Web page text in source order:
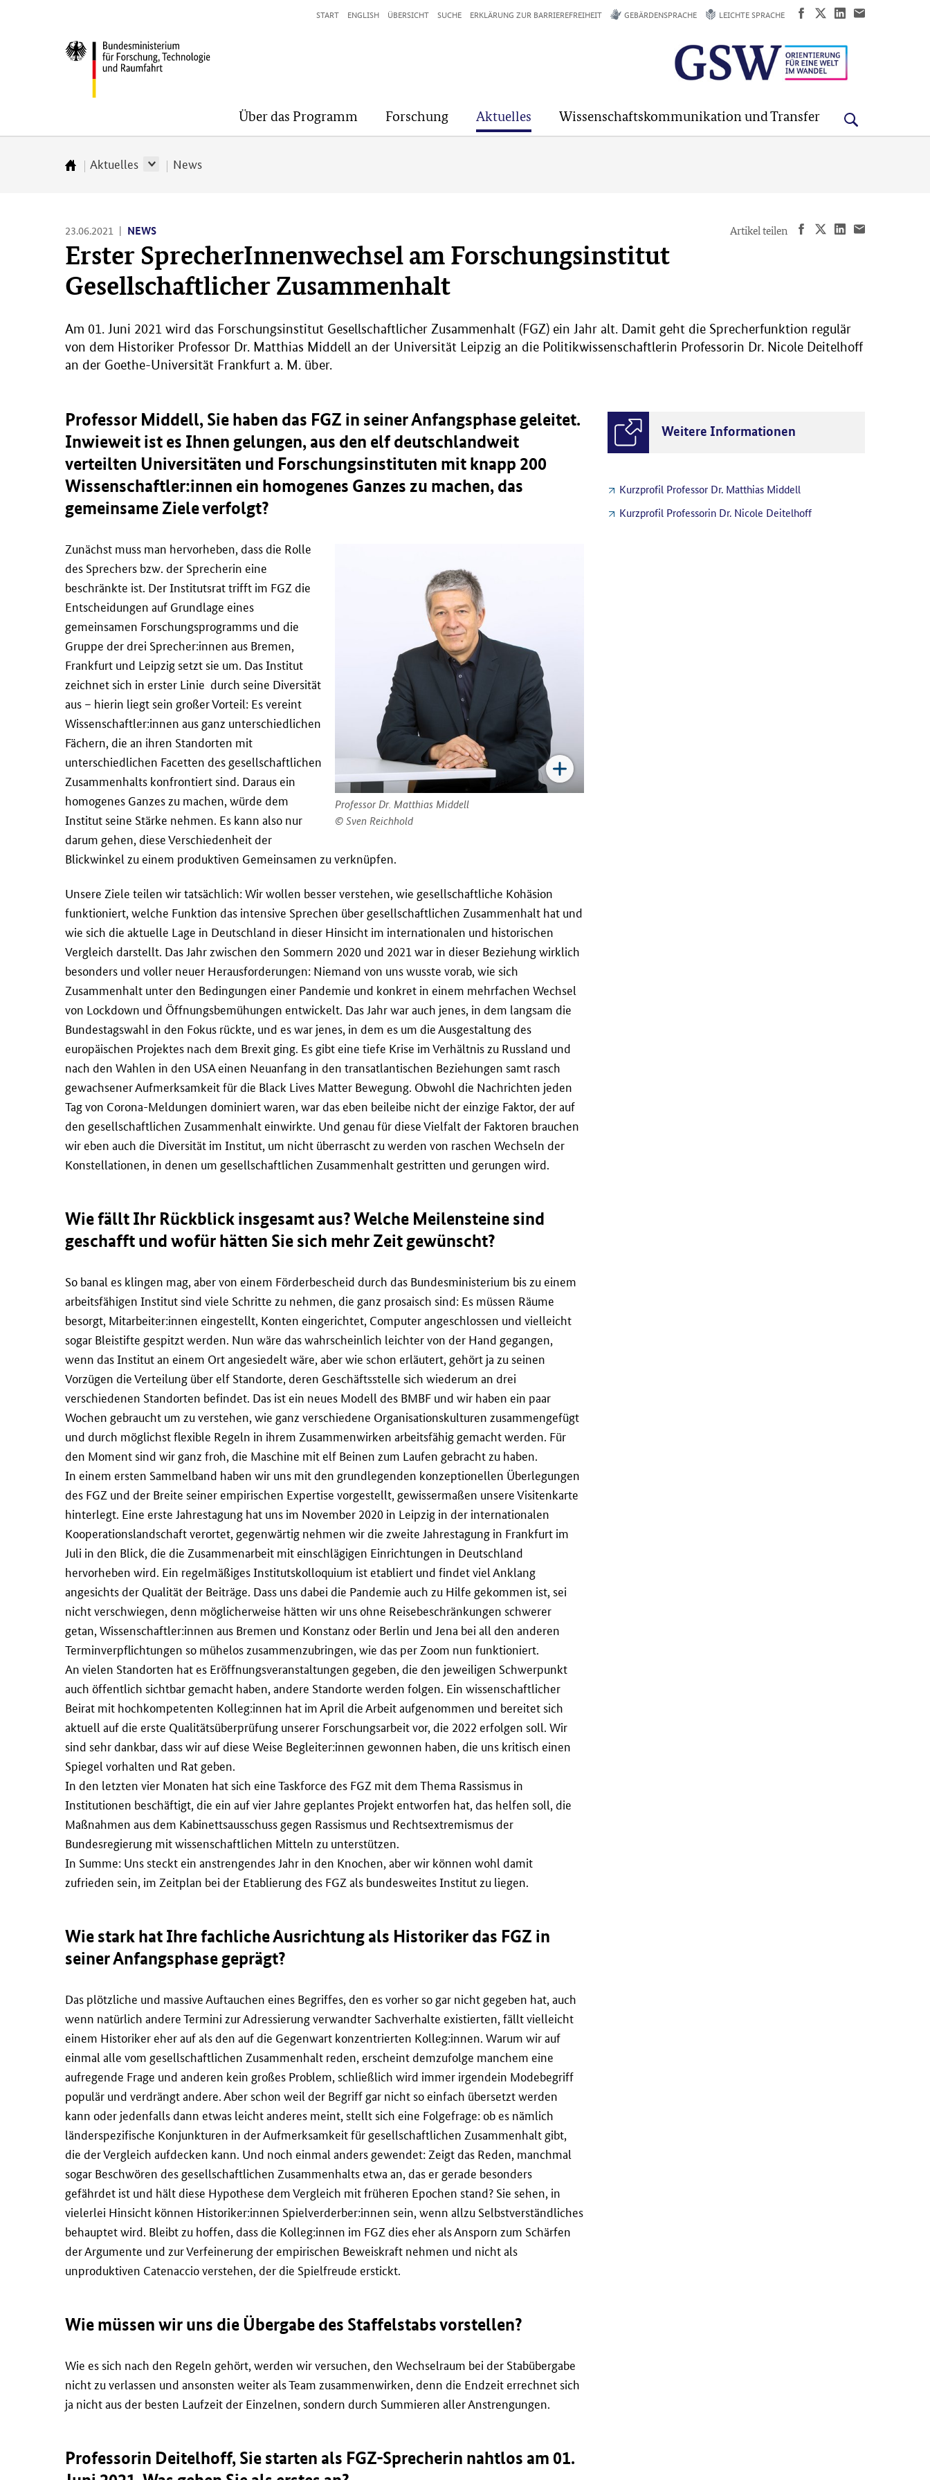
BMFTR
Über das Programm Forschung Aktuelles Wissenschaftskommunikation und Transfer
START ENGLISH ÜBERSICHT SUCHE ERKLÄRUNG ZUR BARRIEREFREIHEIT GEBÄRDENSPRACHE LEICHTE SPRACHE
Zur
Aktuelles News
23.06.2021 NEWS Artikel teilen
Erster SprecherInnenwechsel am Forschungsinstitut
Gesellschaftlicher Zusammenhalt
Am 01. Juni 2021 wird das Forschungsinstitut Gesellschaftlicher Zusammenhalt (FGZ) ein Jahr alt. Damit geht die Sprecherfunktion regulär
von dem Historiker Professor Dr. Matthias Middell an der Universität Leipzig an die Politikwissenschaftlerin Professorin Dr. Nicole Deitelhoff
an der Goethe-Universität Frankfurt a. M. über.
Professor Middell, Sie haben das FGZ in seiner Anfangsphase geleitet.
Inwieweit ist es Ihnen gelungen, aus den elf deutschlandweit
verteilten Universitäten und Forschungsinstituten mit knapp 200
Wissenschaftler:innen ein homogenes Ganzes zu machen, das
gemeinsame Ziele verfolgt?
Professor Dr. Matthias Middell
Sven Reichhold
Zunächst muss man hervorheben, dass die Rolle
des Sprechers bzw. der Sprecherin eine
beschränkte ist. Der Institutsrat trifft im FGZ die
Entscheidungen auf Grundlage eines
gemeinsamen Forschungsprogramms und die
Gruppe der drei Sprecher:innen aus Bremen,
Frankfurt und Leipzig setzt sie um. Das Institut
zeichnet sich in erster Linie durch seine Diversität
aus – hierin liegt sein großer Vorteil: Es vereint
Wissenschaftler:innen aus ganz unterschiedlichen
Fächern, die an ihren Standorten mit
unterschiedlichen Facetten des gesellschaftlichen
Zusammenhalts konfrontiert sind. Daraus ein
homogenes Ganzes zu machen, würde dem
Institut seine Stärke nehmen. Es kann also nur
darum gehen, diese Verschiedenheit der
Blickwinkel zu einem produktiven Gemeinsamen zu verknüpfen.
Unsere Ziele teilen wir tatsächlich: Wir wollen besser verstehen, wie gesellschaftliche Kohäsion
funktioniert, welche Funktion das intensive Sprechen über gesellschaftlichen Zusammenhalt hat und
wie sich die aktuelle Lage in Deutschland in dieser Hinsicht im internationalen und historischen
Vergleich darstellt. Das Jahr zwischen den Sommern 2020 und 2021 war in dieser Beziehung wirklich
besonders und voller neuer Herausforderungen: Niemand von uns wusste vorab, wie sich
Zusammenhalt unter den Bedingungen einer Pandemie und konkret in einem mehrfachen Wechsel
von Lockdown und Öffnungsbemühungen entwickelt. Das Jahr war auch jenes, in dem langsam die
Bundestagswahl in den Fokus rückte, und es war jenes, in dem es um die Ausgestaltung des
europäischen Projektes nach dem Brexit ging. Es gibt eine tiefe Krise im Verhältnis zu Russland und
nach den Wahlen in den USA einen Neuanfang in den transatlantischen Beziehungen samt rasch
gewachsener Aufmerksamkeit für die Black Lives Matter Bewegung. Obwohl die Nachrichten jeden
Tag von Corona-Meldungen dominiert waren, war das eben beileibe nicht der einzige Faktor, der auf
den gesellschaftlichen Zusammenhalt einwirkte. Und genau für diese Vielfalt der Faktoren brauchen
wir eben auch die Diversität im Institut, um nicht überrascht zu werden von raschen Wechseln der
Konstellationen, in denen um gesellschaftlichen Zusammenhalt gestritten und gerungen wird.
Wie fällt Ihr Rückblick insgesamt aus? Welche Meilensteine sind
geschafft und wofür hätten Sie sich mehr Zeit gewünscht?
So banal es klingen mag, aber von einem Förderbescheid durch das Bundesministerium bis zu einem
arbeitsfähigen Institut sind viele Schritte zu nehmen, die ganz prosaisch sind: Es müssen Räume
besorgt, Mitarbeiter:innen eingestellt, Konten eingerichtet, Computer angeschlossen und vielleicht
sogar Bleistifte gespitzt werden. Nun wäre das wahrscheinlich leichter von der Hand gegangen,
wenn das Institut an einem Ort angesiedelt wäre, aber wie schon erläutert, gehört ja zu seinen
Vorzügen die Verteilung über elf Standorte, deren Geschäftsstelle sich wiederum an drei
verschiedenen Standorten befindet. Das ist ein neues Modell des BMBF und wir haben ein paar
Wochen gebraucht um zu verstehen, wie ganz verschiedene Organisationskulturen zusammengefügt
und durch möglichst flexible Regeln in ihrem Zusammenwirken arbeitsfähig gemacht werden. Für
den Moment sind wir ganz froh, die Maschine mit elf Beinen zum Laufen gebracht zu haben.
In einem ersten Sammelband haben wir uns mit den grundlegenden konzeptionellen Überlegungen
des FGZ und der Breite seiner empirischen Expertise vorgestellt, gewissermaßen unsere Visitenkarte
hinterlegt. Eine erste Jahrestagung hat uns im November 2020 in Leipzig in der internationalen
Kooperationslandschaft verortet, gegenwärtig nehmen wir die zweite Jahrestagung in Frankfurt im
Juli in den Blick, die die Zusammenarbeit mit einschlägigen Einrichtungen in Deutschland
hervorheben wird. Ein regelmäßiges Institutskolloquium ist etabliert und findet viel Anklang
angesichts der Qualität der Beiträge. Dass uns dabei die Pandemie auch zu Hilfe gekommen ist, sei
nicht verschwiegen, denn möglicherweise hätten wir uns ohne Reisebeschränkungen schwerer
getan, Wissenschaftler:innen aus Bremen und Konstanz oder Berlin und Jena bei all den anderen
Terminverpflichtungen so mühelos zusammenzubringen, wie das per Zoom nun funktioniert.
An vielen Standorten hat es Eröffnungsveranstaltungen gegeben, die den jeweiligen Schwerpunkt
auch öffentlich sichtbar gemacht haben, andere Standorte werden folgen. Ein wissenschaftlicher
Beirat mit hochkompetenten Kolleg:innen hat im April die Arbeit aufgenommen und bereitet sich
aktuell auf die erste Qualitätsüberprüfung unserer Forschungsarbeit vor, die 2022 erfolgen soll. Wir
sind sehr dankbar, dass wir auf diese Weise Begleiter:innen gewonnen haben, die uns kritisch einen
Spiegel vorhalten und Rat geben.
In den letzten vier Monaten hat sich eine Taskforce des FGZ mit dem Thema Rassismus in
Institutionen beschäftigt, die ein auf vier Jahre geplantes Projekt entworfen hat, das helfen soll, die
Maßnahmen aus dem Kabinettsausschuss gegen Rassismus und Rechtsextremismus der
Bundesregierung mit wissenschaftlichen Mitteln zu unterstützen.
In Summe: Uns steckt ein anstrengendes Jahr in den Knochen, aber wir können wohl damit
zufrieden sein, im Zeitplan bei der Etablierung des FGZ als bundesweites Institut zu liegen.
Wie stark hat Ihre fachliche Ausrichtung als Historiker das FGZ in
seiner Anfangsphase geprägt?
Das plötzliche und massive Auftauchen eines Begriffes, den es vorher so gar nicht gegeben hat, auch
wenn natürlich andere Termini zur Adressierung verwandter Sachverhalte existierten, fällt vielleicht
einem Historiker eher auf als den auf die Gegenwart konzentrierten Kolleg:innen. Warum wir auf
einmal alle vom gesellschaftlichen Zusammenhalt reden, erscheint demzufolge manchem eine
aufregende Frage und anderen kein großes Problem, schließlich wird immer irgendein Modebegriff
populär und verdrängt andere. Aber schon weil der Begriff gar nicht so einfach übersetzt werden
kann oder jedenfalls dann etwas leicht anderes meint, stellt sich eine Folgefrage: ob es nämlich
länderspezifische Konjunkturen in der Aufmerksamkeit für gesellschaftlichen Zusammenhalt gibt,
die der Vergleich aufdecken kann. Und noch einmal anders gewendet: Zeigt das Reden, manchmal
sogar Beschwören des gesellschaftlichen Zusammenhalts etwa an, das er gerade besonders
gefährdet ist und hält diese Hypothese dem Vergleich mit früheren Epochen stand? Sie sehen, in
vielerlei Hinsicht können Historiker:innen Spielverderber:innen sein, wenn allzu Selbstverständliches
behauptet wird. Bleibt zu hoffen, dass die Kolleg:innen im FGZ dies eher als Ansporn zum Schärfen
der Argumente und zur Verfeinerung der empirischen Beweiskraft nehmen und nicht als
unproduktiven Catenaccio verstehen, der die Spielfreude erstickt.
Wie müssen wir uns die Übergabe des Staffelstabs vorstellen?
Wie es sich nach den Regeln gehört, werden wir versuchen, den Wechselraum bei der Stabübergabe
nicht zu verlassen und ansonsten weiter als Team zusammenwirken, denn die Endzeit errechnet sich
ja nicht aus der besten Laufzeit der Einzelnen, sondern durch Summieren aller Anstrengungen.
Professorin Deitelhoff, Sie starten als FGZ-Sprecherin nahtlos am 01.
Weitere Informationen
Kurzprofil Professor Dr. Matthias Middell
Kurzprofil Professorin Dr. Nicole Deitelhoff